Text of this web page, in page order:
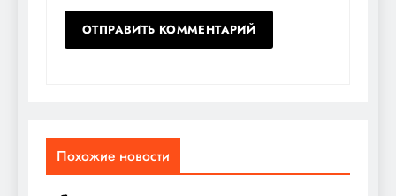
Похожие новости